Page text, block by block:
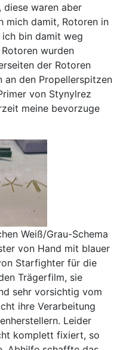
waren aber
mich damit, Rotoren in
bin damit weg
wurden
der Rotoren
an den Propellerspitzen
von Stynylrez
meine bevorzuge
Weiß/Grau-Schema
von Hand mit blauer
Starfighter für die
Trägerfilm, sie
sehr vorsichtig vom
ihre Verarbeitung
Leider
komplett fixiert, so